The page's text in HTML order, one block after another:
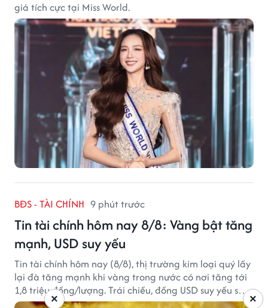
giá tích cực tại Miss World.
BĐS - TÀI CHÍNH 9 phút trước
Tin tài chính hôm nay 8/8: Vàng bật tăng
mạnh, USD suy yếu
Tin tài chính hôm nay (8/8), thị trường kim loại quý lấy
lại đà tăng mạnh khi vàng trong nước có nơi tăng tới
1,8 triệu đồng/lượng. Trái chiều, đồng USD suy yếu sau
báo cáo việc làm Mỹ kém tích cực.
×
×